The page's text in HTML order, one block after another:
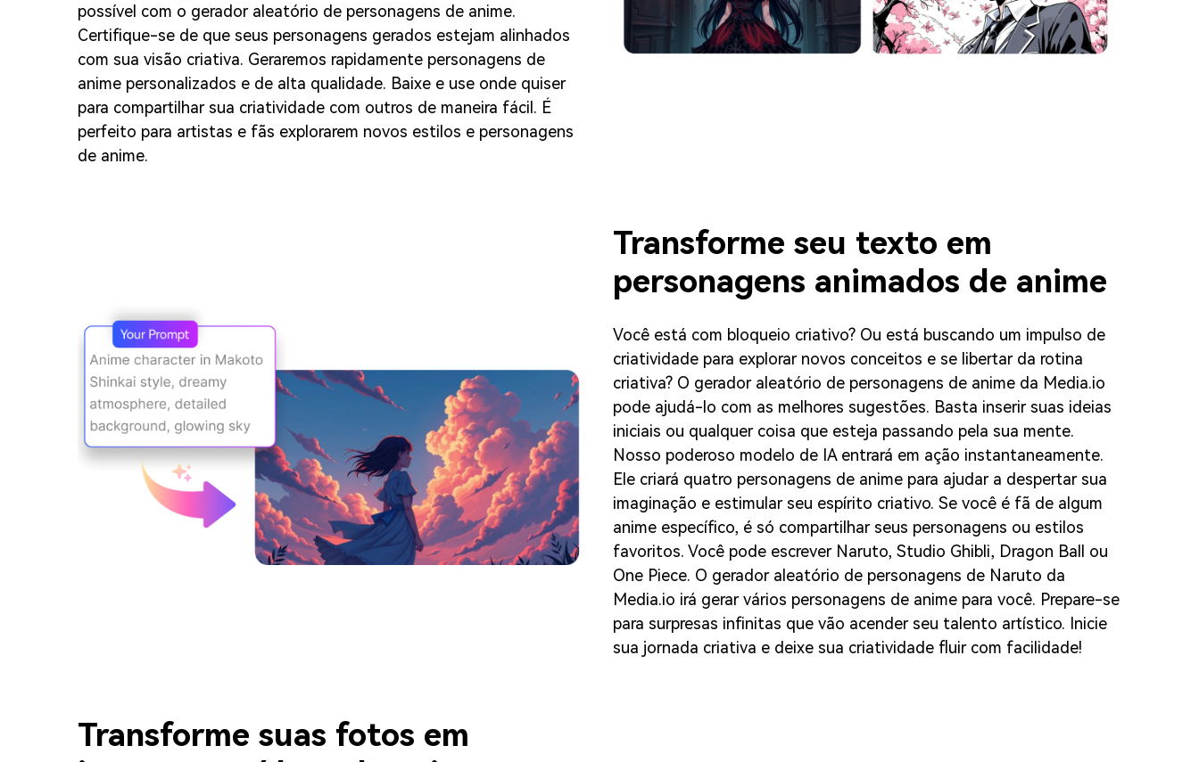
possível com o gerador aleatório de personagens de anime.
Certifique-se de que seus personagens gerados estejam alinhados
com sua visão criativa. Geraremos rapidamente personagens de
anime personalizados e de alta qualidade. Baixe e use onde quiser
para compartilhar sua criatividade com outros de maneira fácil. É
perfeito para artistas e fãs explorarem novos estilos e personagens
de anime.
Transforme seu texto em
personagens animados de anime
Você está com bloqueio criativo? Ou está buscando um impulso de
criatividade para explorar novos conceitos e se libertar da rotina
criativa? O gerador aleatório de personagens de anime da Media.io
pode ajudá-lo com as melhores sugestões. Basta inserir suas ideias
iniciais ou qualquer coisa que esteja passando pela sua mente.
Nosso poderoso modelo de IA entrará em ação instantaneamente.
Ele criará quatro personagens de anime para ajudar a despertar sua
imaginação e estimular seu espírito criativo. Se você é fã de algum
anime específico, é só compartilhar seus personagens ou estilos
favoritos. Você pode escrever Naruto, Studio Ghibli, Dragon Ball ou
One Piece. O gerador aleatório de personagens de Naruto da
Media.io irá gerar vários personagens de anime para você. Prepare-se
para surpresas infinitas que vão acender seu talento artístico. Inicie
sua jornada criativa e deixe sua criatividade fluir com facilidade!
Transforme suas fotos em